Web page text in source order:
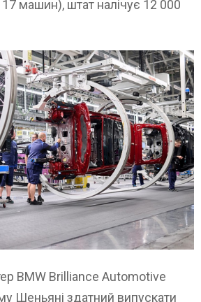
машин), штат налічує 12 000
BMW Brilliance Automotive
Шеньяні здатний випускати